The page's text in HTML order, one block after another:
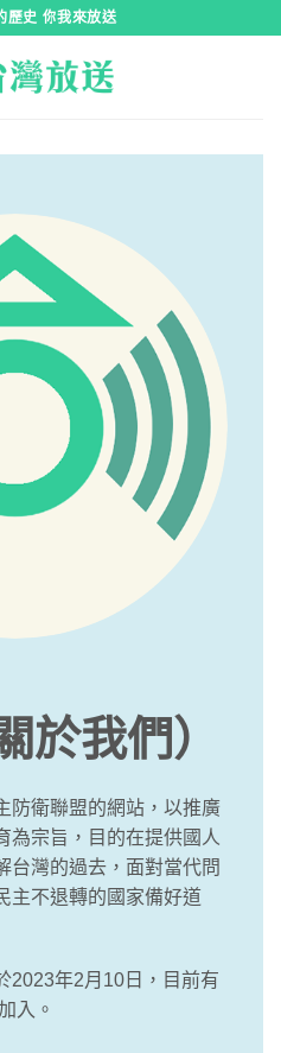
歷史 你我來放送
於我們）
防衛聯盟的網站，以推廣
為宗旨，目的在提供國人
台灣的過去，面對當代問
主不退轉的國家備好道
2023年2月10日，目前有
入。